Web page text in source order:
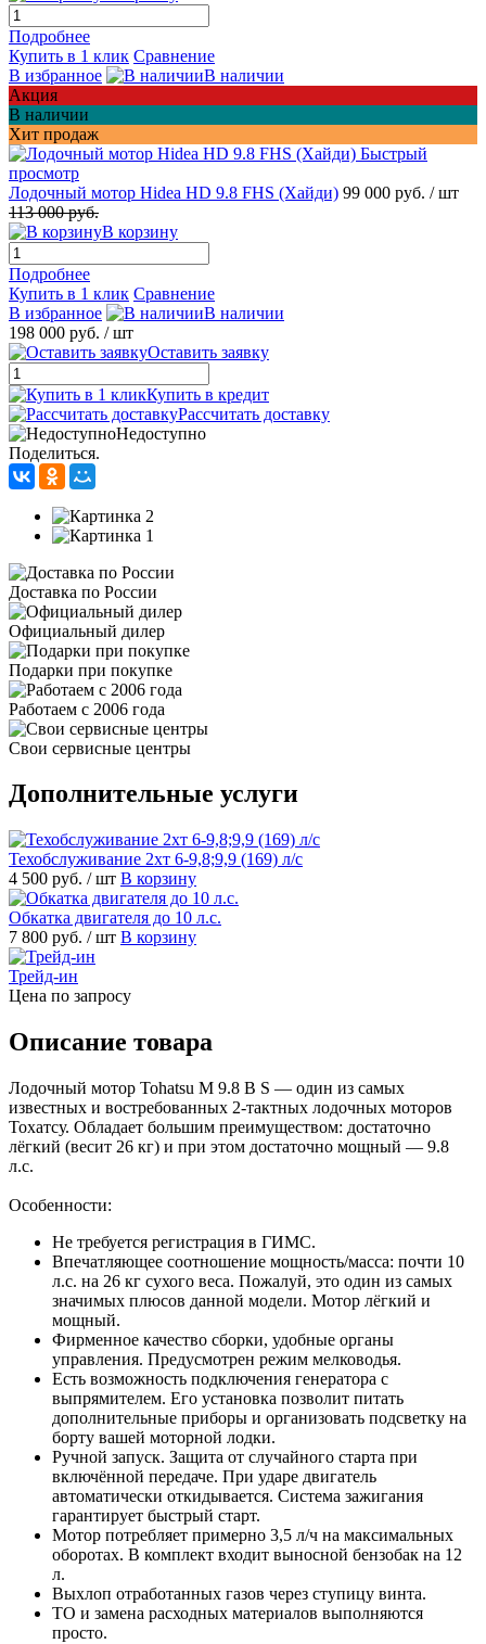
Подробнее
Купить в 1 клик Сравнение
В избранное
В наличии
Акция
В наличии
Хит продаж
Быстрый
просмотр
Лодочный мотор Hidea HD 9.8 FHS (Хайди) 99 000 руб. / шт
113 000 руб.
В корзину
Подробнее
Купить в 1 клик Сравнение
В избранное
В наличии
198 000 руб. / шт
Оставить заявку
Купить в кредит
Рассчитать доставку
Недоступно
Поделиться.
Доставка по России
Официальный дилер
Подарки при покупке
Работаем с 2006 года
Свои сервисные центры
Дополнительные услуги
Техобслуживание 2хт 6-9,8;9,9 (169) л/с
4 500 руб. / шт В корзину
Обкатка двигателя до 10 л.с.
7 800 руб. / шт В корзину
Трейд-ин
Цена по запросу
Описание товара
Лодочный мотор Tohatsu M 9.8 B S — один из самых
известных и востребованных 2-тактных лодочных моторов
Тохатсу. Обладает большим преимуществом: достаточно
лёгкий (весит 26 кг) и при этом достаточно мощный — 9.8
л.с.
Особенности:
Не требуется регистрация в ГИМС.
Впечатляющее соотношение мощность/масса: почти 10
л.с. на 26 кг сухого веса. Пожалуй, это один из самых
значимых плюсов данной модели. Мотор лёгкий и
мощный.
Фирменное качество сборки, удобные органы
управления. Предусмотрен режим мелководья.
Есть возможность подключения генератора с
выпрямителем. Его установка позволит питать
дополнительные приборы и организовать подсветку на
борту вашей моторной лодки.
Ручной запуск. Защита от случайного старта при
включённой передаче. При ударе двигатель
автоматически откидывается. Система зажигания
гарантирует быстрый старт.
Мотор потребляет примерно 3,5 л/ч на максимальных
оборотах. В комплект входит выносной бензобак на 12
л.
Выхлоп отработанных газов через ступицу винта.
ТО и замена расходных материалов выполняются
просто.